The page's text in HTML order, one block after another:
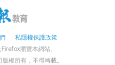
私隱權保護政策
瀏覽本網站。
權所有，不得轉載。